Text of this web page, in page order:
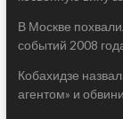
В Москве
событий 2008
Кобахидзе
агентом» и